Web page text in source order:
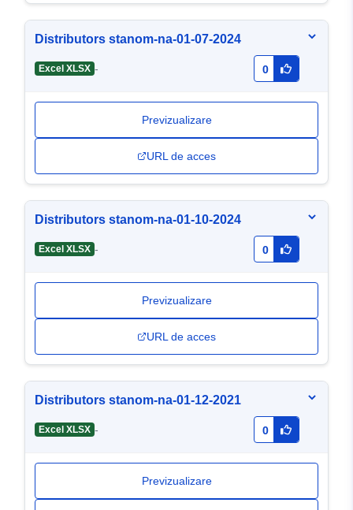
Distributors stanom-na-01-07-2024
Excel XLSX - 0
Previzualizare
URL de acces
Distributors stanom-na-01-10-2024
Excel XLSX - 0
Previzualizare
URL de acces
Distributors stanom-na-01-12-2021
Excel XLSX - 0
Previzualizare